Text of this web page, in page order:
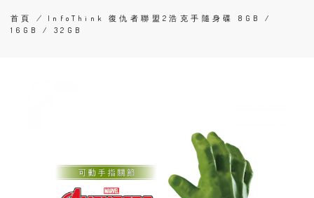
導
首頁 / InfoThink 復仇者聯盟2浩克手隨身碟 8GB /
16GB / 32GB